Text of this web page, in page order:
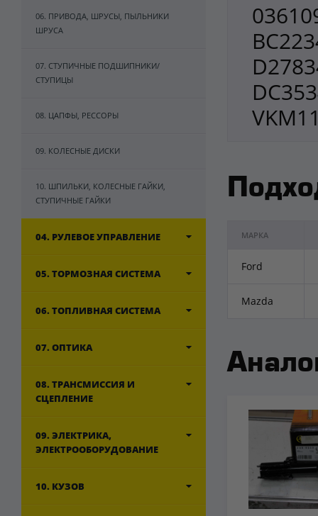
06. ПРИВОДА, ШРУСЫ, ПЫЛЬНИКИ
ШРУСА
07. СТУПИЧНЫЕ ПОДШИПНИКИ/
СТУПИЦЫ
08. ЦАПФЫ, РЕССОРЫ
09. КОЛЕСНЫЕ ДИСКИ
10. ШПИЛЬКИ, КОЛЕСНЫЕ ГАЙКИ,
СТУПИЧНЫЕ ГАЙКИ
04. РУЛЕВОЕ УПРАВЛЕНИЕ
05. ТОРМОЗНАЯ СИСТЕМА
06. ТОПЛИВНАЯ СИСТЕМА
07. ОПТИКА
08. ТРАНСМИССИЯ И
СЦЕПЛЕНИЕ
09. ЭЛЕКТРИКА,
ЭЛЕКТРООБОРУДОВАНИЕ
10. КУЗОВ
МАРКА
Ford
Mazda